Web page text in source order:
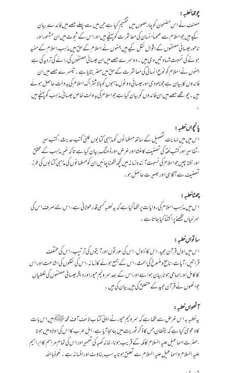
چوتھا خطبہ :
مصنف نے اس مضمون کو چار حصوں میں تقسیم کیا ہے جن میں سے پہلے حصے میں فائدے بیان
کیے ہیں جو اسلام سے عموماً انسان کی معاشرت کو پہنچے ہیں اور اس کے ثبوت میں ان مشہور اور
نامور عیسائی مصنفوں کے اقوال نقل کیے ہیں جنہوں نے اسلام کے حق میں مذہب اسلام کے مفید
ہونے کی نسبت شہادتیں دی ہیں ۔دوسرے حصے میں ان عیسائی مصنفوں کی رائے کی تردید کی ہے
جنہوں نے اسلام کو نوع انسانی کی معاشرت کے حق میں مضر بتایا ہے۔ تیسرے حصے میں ان
فائدوں کا بیان ہے جو یہودی اور عیسائی دونوں مذہبوں کو بالا شتراک اسلام کی بدولت حاصل ہوئے
ہیں ۔چوتھے حصے میں ان فائدوں کو بیان کیا ہے جو اسلام کی بدولت خاص عیسائی مذہب کو پہنچے ہیں
۔
پانچواں خطبہ :
اس میں میں نہایت تفصیل کے ساتھ مسلمانوں کو مذہبی کتابوں یعنی کتب حدیث،کتب سیر
،تفاسیر اور کتب فقہ کی تصنیف کا منشا اور غرض اور ڈھنگ بیان کیا ہے تاکہ غیر مذہب کے محقق
اور نکتہ چیں جو اسلام کی نسبت آئندہ زمانہ میں کچھ لکھنا چائیں ان کو مسلمانوں کی مذہبی کتابوں کی طرز
تصنیف سے آگاہی اور بصیرت حاصل ہو ۔
چھٹا خطبہ :
اس میں مذہب اسلام کی روایات پر لکھا گیا ہے کہ یہ خطبہ کسی قدر طولانی ہے ،اس لئے صرف اس کی
سرخیاں لکھنے پر اکتفا کیا جاتا ہے۔
ساتواں خطبہ :
اس میں اول قرآن مجید ،اس کا نزول ،اس کی سورتوں اور آیتوں کی ترتیب ،اس کی مختلف
قراتیں،آیات ،ناسخ و منسوخ کی بحث ،اس کے جمع ہونے کا زمانہ ،اس کی نقلوں کی اشاعت اور اس
کا کامل اور الہامی ہونا بیان ہوا ہے اور اس کے بعد سر ولیم میور اور دیگر عیسائی مصنفوں کی غلطیاں
جو انھوں نے قرآن مجید کے متعلق کی ہیں بیان کی ہیں ۔
آٹھواں خطبہ :
یہ خطبہ بہ اس غرض سے لکھا ہے کہ سرولیم میور نے اپنی کتاب لائف آف محمد ﷺ میں اس بات
کا دعویٰ کیا ہے کہ یقطان جس کا ذکر توریت میں جا بجا آیا ہے ،اہل عرب کا اس کی اولاد میں ہونا
،حضرت اسماعیل علیہ السلام کا مکہ کے قریب ہونا ،خانہ کعبہ کی تعمیر اور اس کی تمام مراسم کا ابراہیم
علیہ السلام و اسماعیل علیہ السلام سے تعلق ہونا یہ سب بناوٹ اور افسانہ ہے ۔نعوذ بااللہ